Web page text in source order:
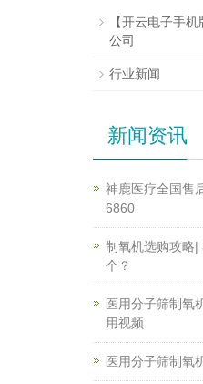
【开云电子手
公司
行业新闻
新闻资讯
神鹿医疗全国售
6860
制氧机选购攻略
个？
医用分子筛制氧
用视频
医用分子筛制氧